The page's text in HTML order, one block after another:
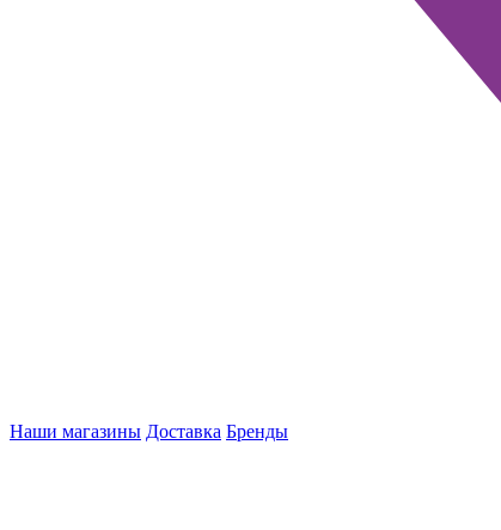
Наши магазины Доставка Бренды